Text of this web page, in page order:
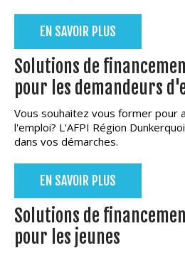
EN SAVOIR PLUS
Solutions de
pour les demandeurs
Vous souhaitez vous former pour
l'emploi? L'AFPI Région
dans vos démarches.
EN SAVOIR PLUS
Solutions de
pour les jeunes